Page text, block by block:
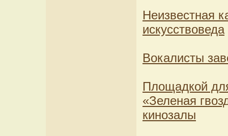
Неизвестная
искусствоведа
Вокалисты
Площадкой
«Зеленая
кинозалы